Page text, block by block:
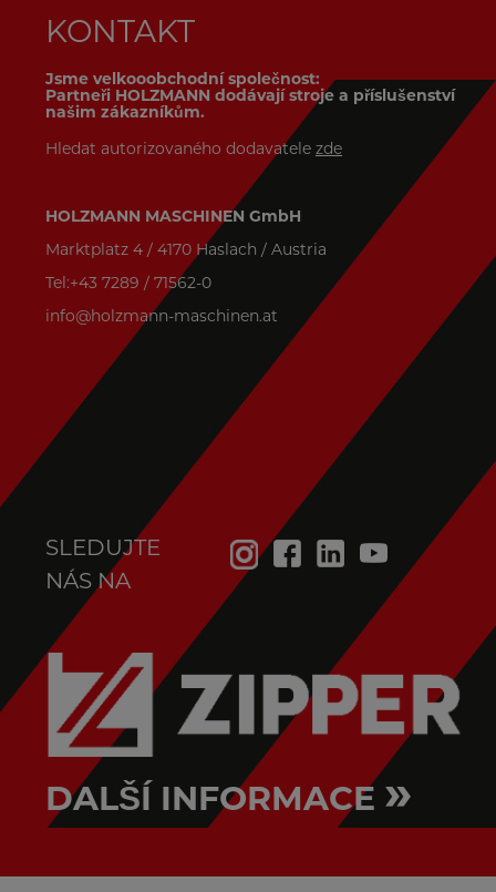
KONTAKT
Jsme velkooobchodní společnost:
Partneři HOLZMANN dodávají stroje a příslušenství
našim zákazníkům.
Hledat autorizovaného dodavatele zde
HOLZMANN MASCHINEN GmbH
Marktplatz 4 / 4170 Haslach / Austria
Tel:+43 7289 / 71562-0
info@holzmann-maschinen.at
SLEDUJTE
NÁS NA
DALŠÍ INFORMACE »